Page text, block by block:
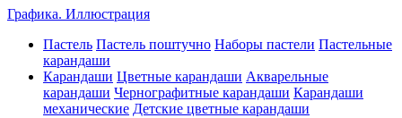
Графика. Иллюстрация
Пастель Пастель поштучно Наборы пастели Пастельные
карандаши
Карандаши Цветные карандаши Акварельные
карандаши Чернографитные карандаши Карандаши
механические Детские цветные карандаши